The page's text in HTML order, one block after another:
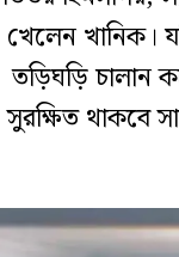
খেলেন খানিক।
তড়িঘড়ি চালান
সুরক্ষিত থাকবে